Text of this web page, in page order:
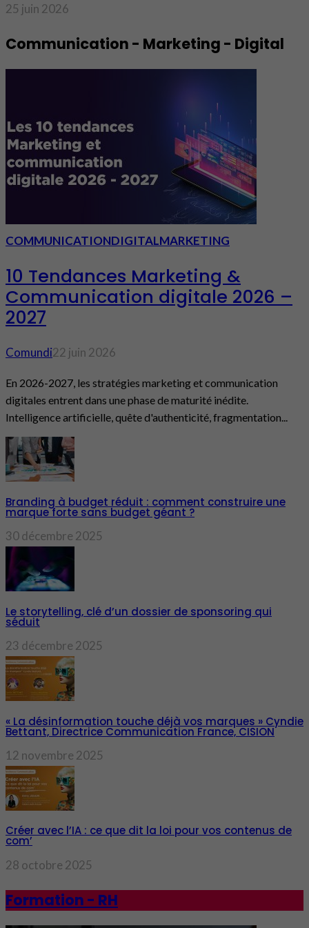
25 juin 2026
Communication - Marketing - Digital
COMMUNICATIONDIGITALMARKETING
10 Tendances Marketing &
Communication digitale 2026 –
2027
Comundi22 juin 2026
En 2026-2027, les stratégies marketing et communication
digitales entrent dans une phase de maturité inédite.
Intelligence artificielle, quête d'authenticité, fragmentation...
Branding à budget réduit : comment construire une
marque forte sans budget géant ?
30 décembre 2025
Le storytelling, clé d’un dossier de sponsoring qui
séduit
23 décembre 2025
« La désinformation touche déjà vos marques » Cyndie
Bettant, Directrice Communication France, CISION
12 novembre 2025
Créer avec l’IA : ce que dit la loi pour vos contenus de
com’
28 octobre 2025
Formation - RH